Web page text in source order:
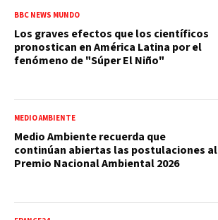
BBC NEWS MUNDO
Los graves efectos que los científicos
pronostican en América Latina por el
fenómeno de "Súper El Niño"
MEDIO AMBIENTE
Medio Ambiente recuerda que
continúan abiertas las postulaciones al
Premio Nacional Ambiental 2026